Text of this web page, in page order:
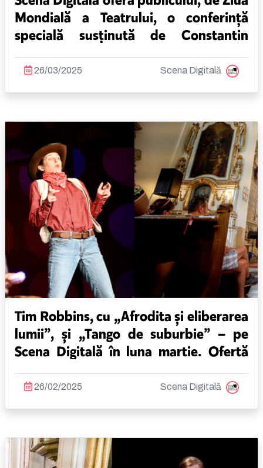
Mondială a Teatrului, o conferință
specială susținută de Constantin
Chiriac și Constantin Necula
26/03/2025 Scena Digitală
Tim Robbins, cu „Afrodita și eliberarea
lumii”, și „Tango de suburbie” – pe
Scena Digitală în luna martie. Ofertă
specială la bilete și abonamente!
26/02/2025 Scena Digitală